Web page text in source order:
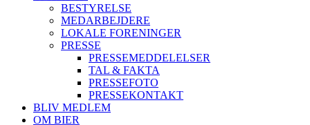
BESTYRELSE
MEDARBEJDERE
LOKALE FORENINGER
PRESSE
PRESSEMEDDELELSER
TAL & FAKTA
PRESSEFOTO
PRESSEKONTAKT
BLIV MEDLEM
OM BIER